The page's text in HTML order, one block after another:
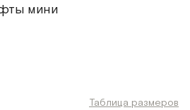
мини
Таблица размеров